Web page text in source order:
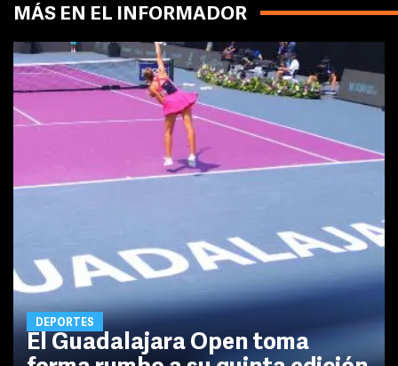
MÁS EN EL INFORMADOR
DEPORTES
El Guadalajara Open toma